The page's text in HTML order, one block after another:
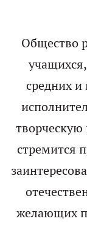
Общество
средних
стремится
желающих